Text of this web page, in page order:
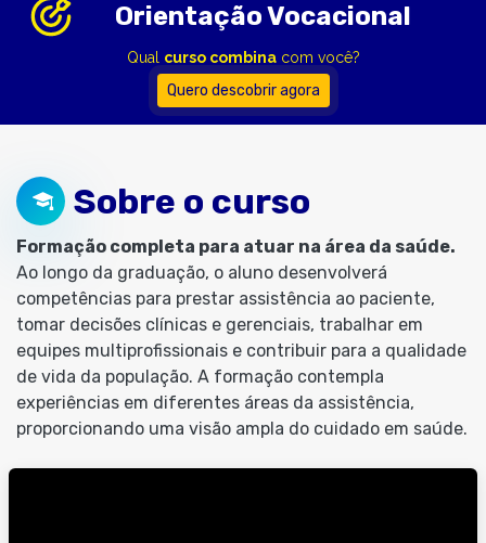
Orientação Vocacional
Qual curso combinacom você?
Quero descobrir agora
Sobre o curso
Formação completa para atuar na área da saúde.
Ao longo da graduação, o aluno desenvolverá
competências para prestar assistência ao paciente,
tomar decisões clínicas e gerenciais, trabalhar em
equipes multiprofissionais e contribuir para a qualidade
de vida da população. A formação contempla
experiências em diferentes áreas da assistência,
proporcionando uma visão ampla do cuidado em saúde.